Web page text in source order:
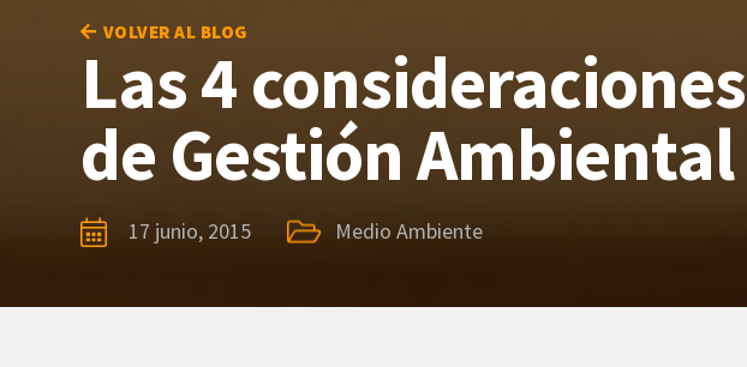
VOLVER AL BLOG
Las 4
de Gestión Ambiental
17 junio, 2015 Medio Ambiente